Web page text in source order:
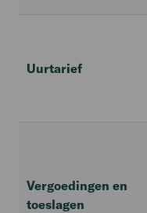
Uurtarief
Vergoedingen en
toeslagen